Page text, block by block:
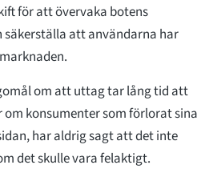
för att övervaka botens
att användarna har
om att uttag tar lång tid att
konsumenter som förlorat sina
har aldrig sagt att det inte
det skulle vara felaktigt.